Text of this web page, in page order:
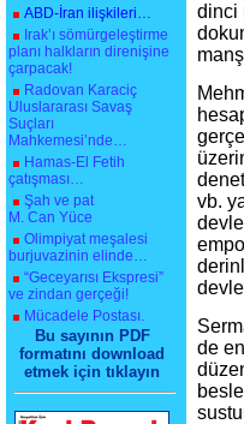
ABD-İran ilişkileri…
Irak’ı sömürgeleştirme
planı halkların direnişine
çarpacak!
Radovan Karaciç
Uluslararası Savaş
Suçları
Mahkemesi’nde…
Hamas-El Fetih
çatışması…
Şah ve pat
M. Can Yüce
Olimpiyat meşalesi
burjuvazinin elinde…
“Geceyarısı Ekspresi”
ve zindan gerçeği!
Mücadele Postası.
Bu sayının PDF
formatını download
etmek için tıklayın
dinci
vb.
de